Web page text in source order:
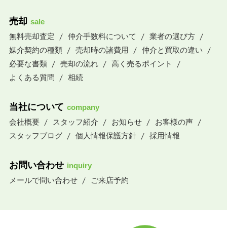
売却 sale
無料売却査定
仲介手数料について
業者の選び方
媒介契約の種類
売却時の諸費用
仲介と買取の違い
必要な書類
売却の流れ
高く売るポイント
よくある質問
相続
当社について company
会社概要
スタッフ紹介 お知らせ
お客様の声
スタッフブログ
個人情報保護方針 採用情報
お問い合わせ inquiry
メールで問い合わせ
ご来店予約